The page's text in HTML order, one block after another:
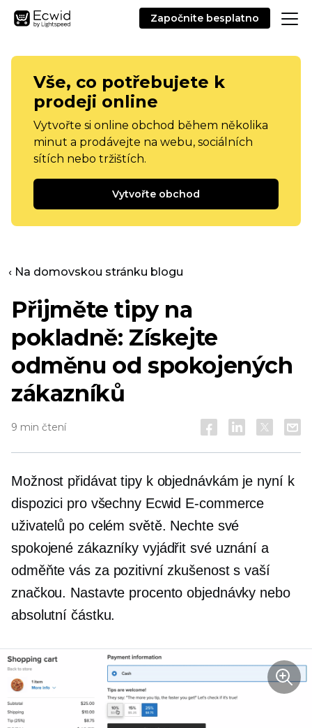
Započnite besplatno
Vše, co potřebujete k
prodeji online
Vytvořte si online obchod během několika
minut a prodávejte na webu, sociálních
sítích nebo tržištích.
Vytvořte obchod
‹ Na domovskou stránku blogu
Přijměte tipy na
pokladně: Získejte
odměnu od spokojených
zákazníků
9 min čtení
Možnost přidávat tipy k objednávkám je nyní k
dispozici pro všechny Ecwid E-commerce
uživatelů po celém světě. Nechte své
spokojené zákazníky vyjádřit své uznání a
odměňte vás za pozitivní zkušenost s vaší
značkou. Nastavte procento objednávky nebo
absolutní částku.